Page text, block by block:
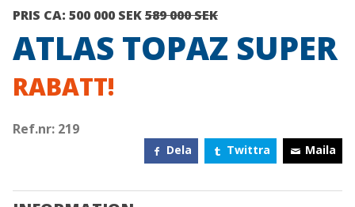
PRIS CA: 500 000 SEK589 000 SEK
ATLAS TOPAZ SUPER
RABATT!
Ref.nr: 219
Dela Twittra Maila